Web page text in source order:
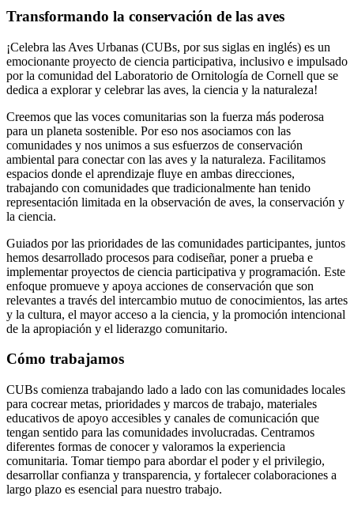
Transformando la conservación de las aves
¡Celebra las Aves Urbanas (CUBs, por sus siglas en inglés) es un
emocionante proyecto de ciencia participativa, inclusivo e impulsado
por la comunidad del Laboratorio de Ornitología de Cornell que se
dedica a explorar y celebrar las aves, la ciencia y la naturaleza!
Creemos que las voces comunitarias son la fuerza más poderosa
para un planeta sostenible. Por eso nos asociamos con las
comunidades y nos unimos a sus esfuerzos de conservación
ambiental para conectar con las aves y la naturaleza. Facilitamos
espacios donde el aprendizaje fluye en ambas direcciones,
trabajando con comunidades que tradicionalmente han tenido
representación limitada en la observación de aves, la conservación y
la ciencia.
Guiados por las prioridades de las comunidades participantes, juntos
hemos desarrollado procesos para codiseñar, poner a prueba e
implementar proyectos de ciencia participativa y programación. Este
enfoque promueve y apoya acciones de conservación que son
relevantes a través del intercambio mutuo de conocimientos, las artes
y la cultura, el mayor acceso a la ciencia, y la promoción intencional
de la apropiación y el liderazgo comunitario.
Cómo trabajamos
CUBs comienza trabajando lado a lado con las comunidades locales
para cocrear metas, prioridades y marcos de trabajo, materiales
educativos de apoyo accesibles y canales de comunicación que
tengan sentido para las comunidades involucradas. Centramos
diferentes formas de conocer y valoramos la experiencia
comunitaria. Tomar tiempo para abordar el poder y el privilegio,
desarrollar confianza y transparencia, y fortalecer colaboraciones a
largo plazo es esencial para nuestro trabajo.